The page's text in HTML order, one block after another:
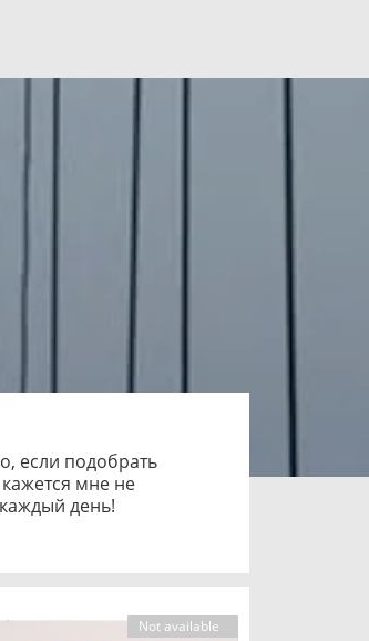
если подобрать
мне не
день!
Not available